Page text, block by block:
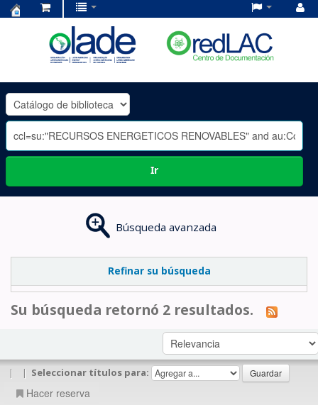
OLADE
-
Ir
Búsqueda avanzada
Refinar su búsqueda
Su búsqueda retornó 2 resultados.
| | Seleccionar títulos para:
Hacer reserva